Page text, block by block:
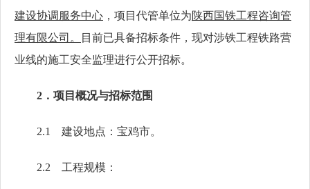
建设协调服务中心 ， 项目代管单位为陕西国铁工程咨询管
理有限公司。
目前已具备招标条件，现对涉铁工程铁路营
业线的施工安全监理进行公开招标。
2．项目概况与招标范围
2.1 建设地点： 宝鸡市。
2.2 工程规模 ：